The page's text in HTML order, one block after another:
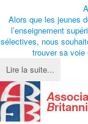
Alors que les jeunes
l’enseignement
sélectives, nous
trouver sa voie
Lire la suite...
A
B